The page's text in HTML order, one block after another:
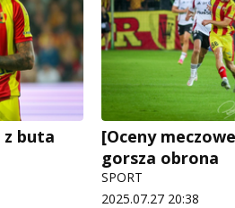
z buta
[Oceny
gorsza obrona
SPORT
2025.07.27 20:38